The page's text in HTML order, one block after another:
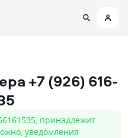
+7 (926) 616-
принадлежит
уведомления